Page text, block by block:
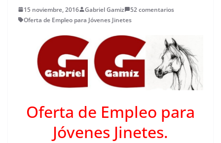
15 noviembre, 2016 Gabriel Gamiz
52 comentarios
Oferta de Empleo para Jóvenes Jinetes
Oferta de Empleo para
Jóvenes Jinetes.